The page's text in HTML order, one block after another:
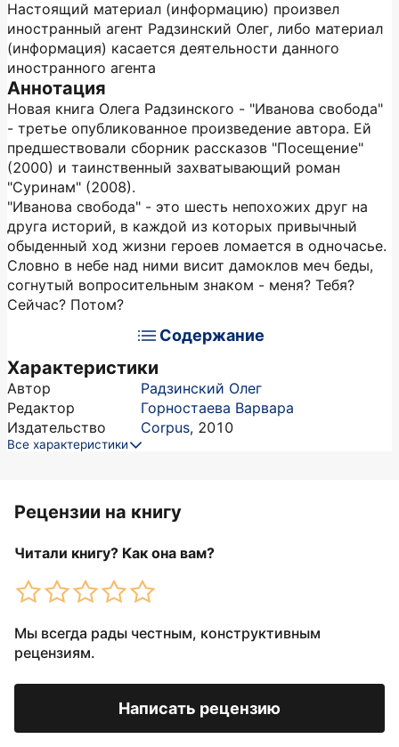
Настоящий материал (информацию) произвел
иностранный агент Радзинский Олег, либо материал
(информация) касается деятельности данного
иностранного агента
Аннотация
Новая книга Олега Радзинского - "Иванова свобода"
- третье опубликованное произведение автора. Ей
предшествовали сборник рассказов "Посещение"
(2000) и таинственный захватывающий роман
"Суринам" (2008).
"Иванова свобода" - это шесть непохожих друг на
друга историй, в каждой из которых привычный
обыденный ход жизни героев ломается в одночасье.
Словно в небе над ними висит дамоклов меч беды,
согнутый вопросительным знаком - меня? Тебя?
Сейчас? Потом?
Содержание
Характеристики
Автор
Радзинский Олег
Редактор
Горностаева Варвара
Издательство
Corpus, 2010
Все характеристики
Рецензии на книгу
Читали книгу? Как она вам?
Мы всегда рады честным, конструктивным
рецензиям.
Написать рецензию